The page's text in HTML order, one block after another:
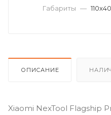
Габариты —
ОПИСАНИЕ
Xiaomi NexTool Flagship